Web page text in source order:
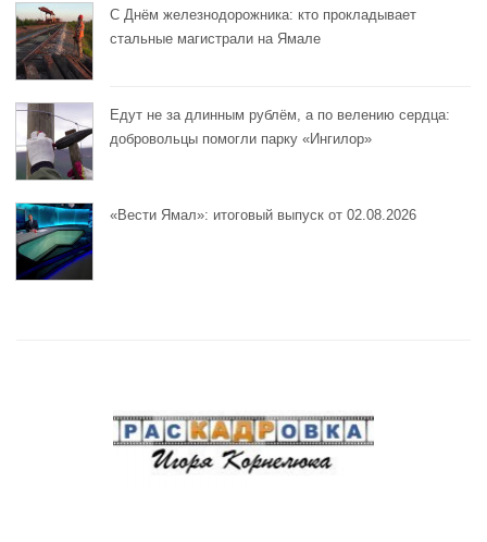
С Днём железнодорожника: кто прокладывает
стальные магистрали на Ямале
Едут не за длинным рублём, а по велению сердца:
добровольцы помогли парку «Ингилор»
«Вести Ямал»: итоговый выпуск от 02.08.2026